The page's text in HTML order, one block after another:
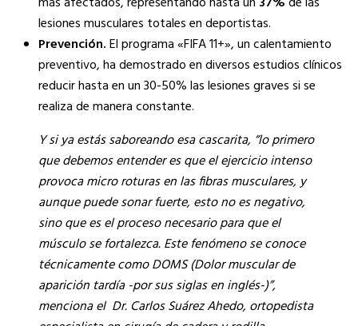
lesiones musculares totales en deportistas.
Prevención.El programa «FIFA 11+», un calentamiento
preventivo, ha demostrado en diversos estudios clínicos
reducir hasta en un 30-50% las lesiones graves si se
realiza de manera constante.
Y si ya estás saboreando esa cascarita, “lo primero
que debemos entender es que el ejercicio intenso
provoca micro roturas en las fibras musculares, y
aunque puede sonar fuerte, esto no es negativo,
sino que es el proceso necesario para que el
músculo se fortalezca. Este fenómeno se conoce
técnicamente como DOMS (Dolor muscular de
aparición tardía -por sus siglas en inglés-)”,
menciona el Dr. Carlos Suárez Ahedo, ortopedista